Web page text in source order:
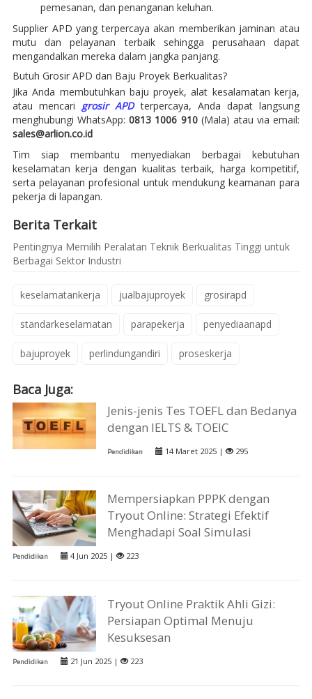
pemesanan, dan penanganan keluhan.
Supplier APD yang terpercaya akan memberikan jaminan atau
mutu dan pelayanan terbaik sehingga perusahaan dapat
mengandalkan mereka dalam jangka panjang.
Butuh Grosir APD dan Baju Proyek Berkualitas?
Jika Anda membutuhkan baju proyek, alat kesalamatan kerja,
atau mencarigrosir APDterpercaya, Anda dapat langsung
menghubungi WhatsApp:0813 1006 910(Mala) atau via email:
sales@arlion.co.id
Tim siap membantu menyediakan berbagai kebutuhan
keselamatan kerja dengan kualitas terbaik, harga kompetitif,
serta pelayanan profesional untuk mendukung keamanan para
pekerja di lapangan.
Berita Terkait
Pentingnya Memilih Peralatan Teknik Berkualitas Tinggi untuk
Berbagai Sektor Industri
keselamatankerja jualbajuproyek grosirapd
standarkeselamatan parapekerja penyediaanapd
bajuproyek perlindungandiri proseskerja
Baca Juga:
Jenis-jenis Tes TOEFL dan Bedanya
dengan IELTS & TOEIC
Pendidikan 14 Maret 2025 | 295
Mempersiapkan PPPK dengan
Tryout Online: Strategi Efektif
Menghadapi Soal Simulasi
Pendidikan 4 Jun 2025 | 223
Tryout Online Praktik Ahli Gizi:
Persiapan Optimal Menuju
Kesuksesan
Pendidikan 21 Jun 2025 | 223